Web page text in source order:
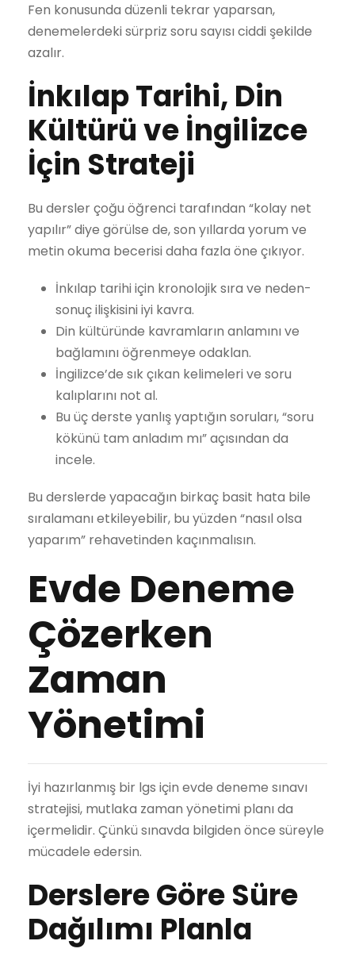
Fen konusunda düzenli tekrar yaparsan,
denemelerdeki sürpriz soru sayısı ciddi şekilde
azalır.
İnkılap Tarihi, Din
Kültürü ve İngilizce
İçin Strateji
Bu dersler çoğu öğrenci tarafından “kolay net
yapılır” diye görülse de, son yıllarda yorum ve
metin okuma becerisi daha fazla öne çıkıyor.
İnkılap tarihi için kronolojik sıra ve neden-
sonuç ilişkisini iyi kavra.
Din kültüründe kavramların anlamını ve
bağlamını öğrenmeye odaklan.
İngilizce’de sık çıkan kelimeleri ve soru
kalıplarını not al.
Bu üç derste yanlış yaptığın soruları, “soru
kökünü tam anladım mı” açısından da
incele.
Bu derslerde yapacağın birkaç basit hata bile
sıralamanı etkileyebilir, bu yüzden “nasıl olsa
yaparım” rehavetinden kaçınmalısın.
Evde Deneme
Çözerken
Zaman
Yönetimi
İyi hazırlanmış bir lgs için evde deneme sınavı
stratejisi, mutlaka zaman yönetimi planı da
içermelidir. Çünkü sınavda bilgiden önce süreyle
mücadele edersin.
Derslere Göre Süre
Dağılımı Planla